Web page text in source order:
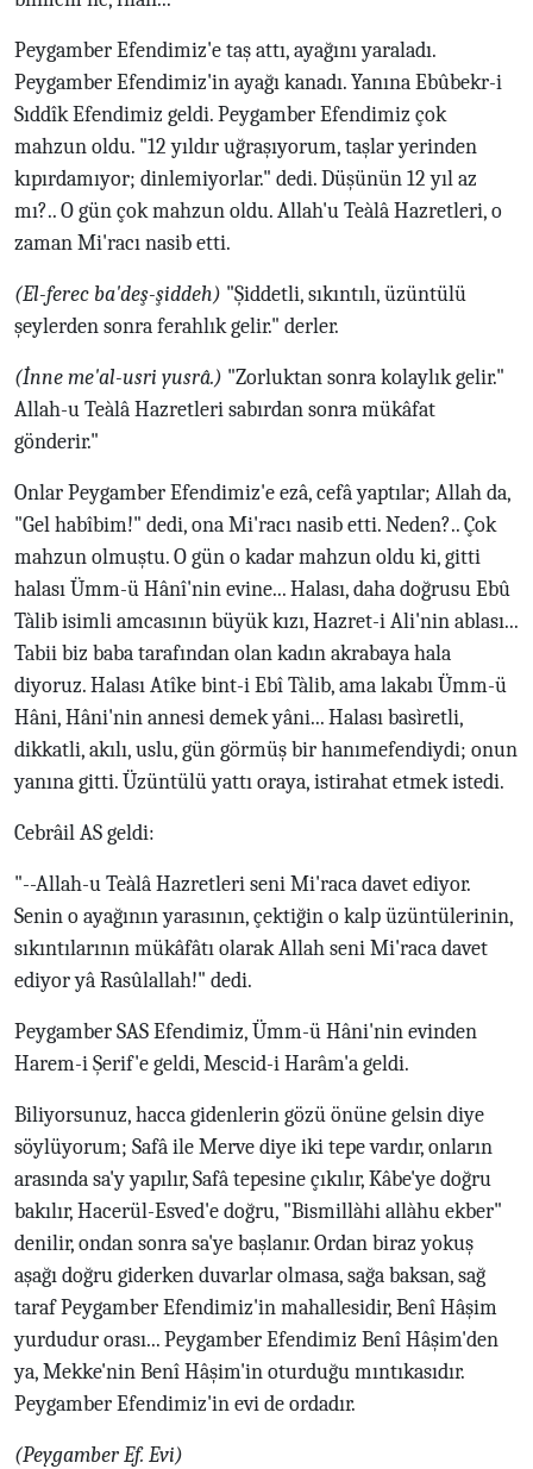
Peygamber Efendimiz'e taş attı, ayağını yaraladı.
Peygamber Efendimiz'in ayağı kanadı. Yanına Ebûbekr-i
Sıddîk Efendimiz geldi. Peygamber Efendimiz çok
mahzun oldu. "12 yıldır uğraşıyorum, taşlar yerinden
kıpırdamıyor; dinlemiyorlar." dedi. Düşünün 12 yıl az
mı?.. O gün çok mahzun oldu. Allah'u Teàlâ Hazretleri, o
zaman Mi'racı nasib etti.
(El-ferec ba'deş-şiddeh) "Şiddetli, sıkıntılı, üzüntülü
şeylerden sonra ferahlık gelir." derler.
(İnne me'al-usri yusrâ.) "Zorluktan sonra kolaylık gelir."
Allah-u Teàlâ Hazretleri sabırdan sonra mükâfat
gönderir."
Onlar Peygamber Efendimiz'e ezâ, cefâ yaptılar; Allah da,
"Gel habîbim!" dedi, ona Mi'racı nasib etti. Neden?.. Çok
mahzun olmuştu. O gün o kadar mahzun oldu ki, gitti
halası Ümm-ü Hânî'nin evine... Halası, daha doğrusu Ebû
Tàlib isimli amcasının büyük kızı, Hazret-i Ali'nin ablası...
Tabii biz baba tarafından olan kadın akrabaya hala
diyoruz. Halası Atîke bint-i Ebî Tàlib, ama lakabı Ümm-ü
Hâni, Hâni'nin annesi demek yâni... Halası basìretli,
dikkatli, akılı, uslu, gün görmüş bir hanımefendiydi; onun
yanına gitti. Üzüntülü yattı oraya, istirahat etmek istedi.
Cebrâil AS geldi:
"--Allah-u Teàlâ Hazretleri seni Mi'raca davet ediyor.
Senin o ayağının yarasının, çektiğin o kalp üzüntülerinin,
sıkıntılarının mükâfâtı olarak Allah seni Mi'raca davet
ediyor yâ Rasûlallah!" dedi.
Peygamber SAS Efendimiz, Ümm-ü Hâni'nin evinden
Harem-i Şerif'e geldi, Mescid-i Harâm'a geldi.
Biliyorsunuz, hacca gidenlerin gözü önüne gelsin diye
söylüyorum; Safâ ile Merve diye iki tepe vardır, onların
arasında sa'y yapılır, Safâ tepesine çıkılır, Kâbe'ye doğru
bakılır, Hacerül-Esved'e doğru, "Bismillàhi allàhu ekber"
denilir, ondan sonra sa'ye başlanır. Ordan biraz yokuş
aşağı doğru giderken duvarlar olmasa, sağa baksan, sağ
taraf Peygamber Efendimiz'in mahallesidir, Benî Hâşim
yurdudur orası... Peygamber Efendimiz Benî Hâşim'den
ya, Mekke'nin Benî Hâşim'in oturduğu mıntıkasıdır.
Peygamber Efendimiz'in evi de ordadır.
(Peygamber Ef. Evi)